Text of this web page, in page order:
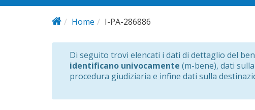
Home I-PA-286886
Di seguito trovi elencati i dati di dettaglio del
identificano univocamente (m-bene), dati
procedura giudiziaria e infine dati sulla